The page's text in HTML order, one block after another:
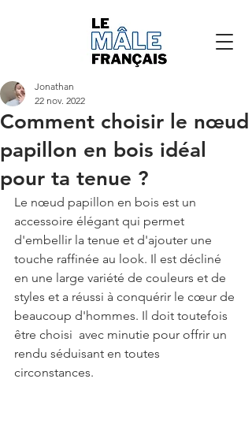
Comment choisir le nœud
papillon en bois idéal
pour ta tenue ?
Jonathan
22 nov. 2022
Le nœud papillon en bois est un
accessoire élégant qui permet
d'embellir la tenue et d'ajouter une
touche raffinée au look. Il est décliné
en une large variété de couleurs et de
styles et a réussi à conquérir le cœur de
beaucoup d'hommes. Il doit toutefois
être choisi  avec minutie pour offrir un
rendu séduisant en toutes
circonstances.